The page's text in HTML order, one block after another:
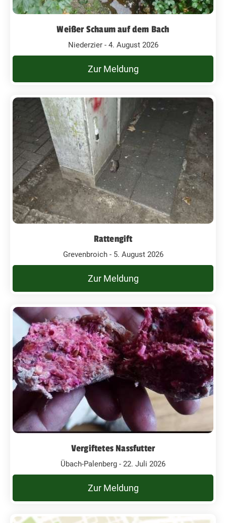
Weißer Schaum auf dem Bach
Niederzier - 4. August 2026
Zur Meldung
Rattengift
Grevenbroich - 5. August 2026
Zur Meldung
Vergiftetes Nassfutter
Übach-Palenberg - 22. Juli 2026
Zur Meldung